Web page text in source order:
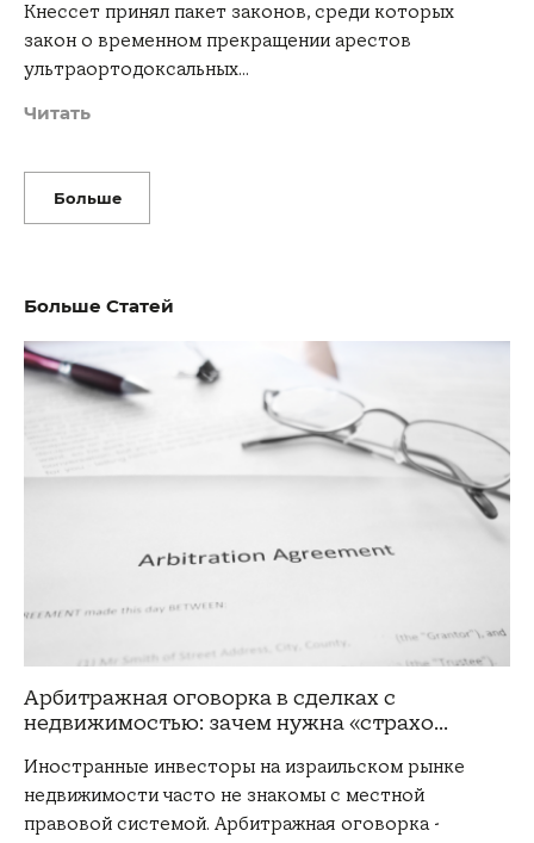
Кнессет принял пакет законов, среди которых
закон о временном прекращении арестов
ультраортодоксальных…
Читать
Больше
Больше Статей
Арбитражная оговорка в сделках с
недвижимостью: зачем нужна «страхо...
Иностранные инвесторы на израильском рынке
недвижимости часто не знакомы с местной
правовой системой. Арбитражная оговорка -